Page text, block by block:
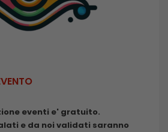
eventi e' gratuito.
e da noi validati saranno